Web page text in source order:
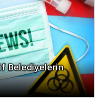
Belediyelerin